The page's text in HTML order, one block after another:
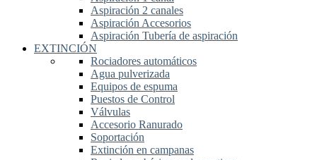
Aspiración 2 canales
Aspiración Accesorios
Aspiración Tubería de aspiración
EXTINCIÓN
Rociadores automáticos
Agua pulverizada
Equipos de espuma
Puestos de Control
Válvulas
Accesorio Ranurado
Soportación
Extinción en campanas